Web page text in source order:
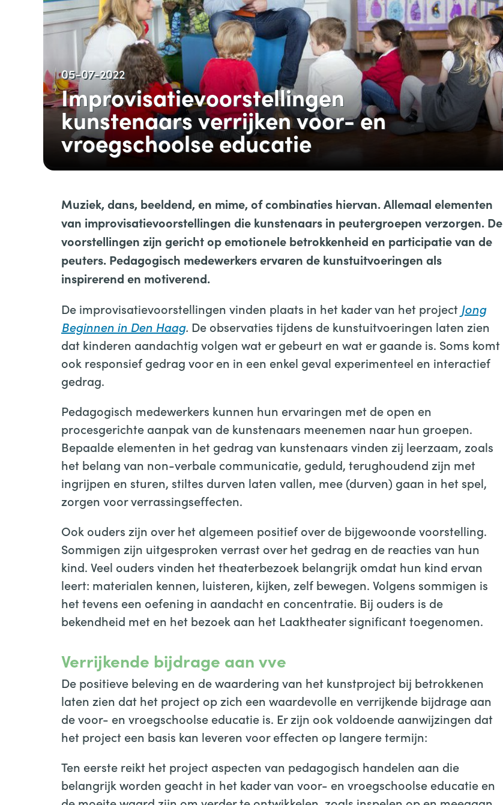
05-07-2022
Improvisatievoorstellingen
kunstenaars verrijken voor- en
vroegschoolse educatie
Muziek, dans, beeldend, en mime, of combinaties hiervan. Allemaal elementen
van improvisatievoorstellingen die kunstenaars in peutergroepen verzorgen. De
voorstellingen zijn gericht op emotionele betrokkenheid en participatie van de
peuters. Pedagogisch medewerkers ervaren de kunstuitvoeringen als
inspirerend en motiverend.
De improvisatievoorstellingen vinden plaats in het kader van het project Jong
Beginnen in Den Haag. De observaties tijdens de kunstuitvoeringen laten zien
dat kinderen aandachtig volgen wat er gebeurt en wat er gaande is. Soms komt
ook responsief gedrag voor en in een enkel geval experimenteel en interactief
gedrag.
Pedagogisch medewerkers kunnen hun ervaringen met de open en
procesgerichte aanpak van de kunstenaars meenemen naar hun groepen.
Bepaalde elementen in het gedrag van kunstenaars vinden zij leerzaam, zoals
het belang van non-verbale communicatie, geduld, terughoudend zijn met
ingrijpen en sturen, stiltes durven laten vallen, mee (durven) gaan in het spel,
zorgen voor verrassingseffecten.
Ook ouders zijn over het algemeen positief over de bijgewoonde voorstelling.
Sommigen zijn uitgesproken verrast over het gedrag en de reacties van hun
kind. Veel ouders vinden het theaterbezoek belangrijk omdat hun kind ervan
leert: materialen kennen, luisteren, kijken, zelf bewegen. Volgens sommigen is
het tevens een oefening in aandacht en concentratie. Bij ouders is de
bekendheid met en het bezoek aan het Laaktheater significant toegenomen.
Verrijkende bijdrage aan vve
De positieve beleving en de waardering van het kunstproject bij betrokkenen
laten zien dat het project op zich een waardevolle en verrijkende bijdrage aan
de voor- en vroegschoolse educatie is. Er zijn ook voldoende aanwijzingen dat
het project een basis kan leveren voor effecten op langere termijn:
Ten eerste reikt het project aspecten van pedagogisch handelen aan die
belangrijk worden geacht in het kader van voor- en vroegschoolse educatie en